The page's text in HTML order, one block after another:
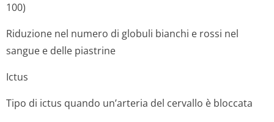
100)
Riduzione nel numero di globuli bianchi e rossi nel
sangue e delle piastrine
Ictus
Tipo di ictus quando un’arteria del cervallo è bloccata